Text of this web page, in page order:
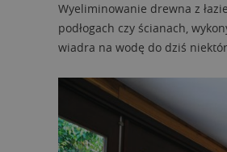
Wyeliminowanie drewna z
podłogach czy ścianach,
wiadra na wodę do dziś